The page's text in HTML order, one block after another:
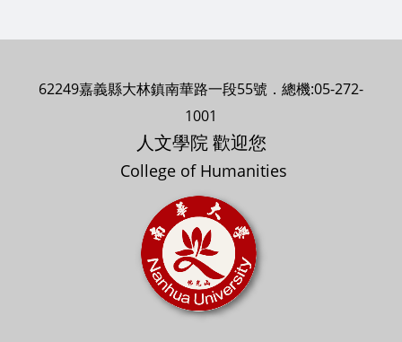
62249嘉義縣大林鎮南華路一段55號．總機:05-272-
1001
人文學院 歡迎您
College of Humanities